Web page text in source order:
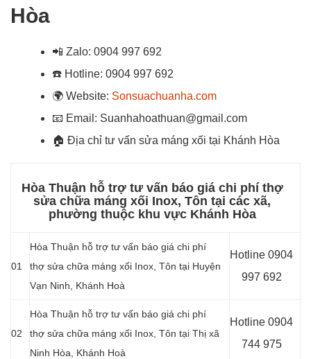
Hòa
📲 Zalo: 0904 997 692
☎️ Hotline: 0904 997 692
🌍 Website: Sonsuachuanha.com
📧 Email: Suanhahoathuan@gmail.com
🏠 Địa chỉ tư vấn sửa máng xối tại Khánh Hòa
Hòa Thuận hỗ trợ tư vấn báo giá chi phí thợ
sửa chữa máng xối Inox, Tôn tại các xã,
phường thuộc khu vực Khánh Hòa
01
Hòa Thuận hỗ trợ tư vấn báo giá chi phí
thợ sửa chữa máng xối Inox, Tôn tại Huyện
Vạn Ninh, Khánh Hoà
Hotline 0904
997 692
02
Hòa Thuận hỗ trợ tư vấn báo giá chi phí
thợ sửa chữa máng xối Inox, Tôn tại Thị xã
Ninh Hòa, Khánh Hoà
Hotline 0904
744 975